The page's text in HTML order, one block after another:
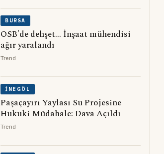
BURSA
OSB'de dehşet... İnşaat mühendisi
ağır yaralandı
Trend
İNEGÖL
Paşaçayırı Yaylası Su Projesine
Hukuki Müdahale: Dava Açıldı
Trend